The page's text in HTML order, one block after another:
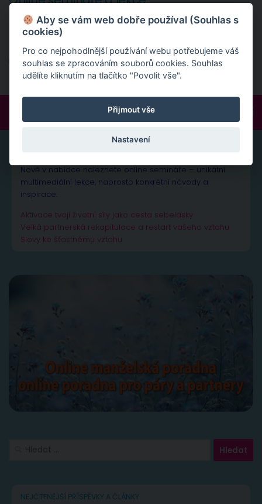
Nově v nabídce naleznete online semináře - unikátní
multimediální lekce.
Online semináře
Nově v nabídce naleznete online semináře – unikátní
multimediální lekce, naprosto konkrétní návody a
inspirace.
Aktivace tvojí životní síly jako cesta sebelásky
Velká partnerská rekapitulace a restart vašeho vztahu
Slovy ke šťastnému vztahu
NEJČTENĚJŠÍ PŘÍSPĚVKY A ČLÁNKY
Aby se vám web dobře používal (Souhlas s
cookies)
Pro co nejpohodlnější používání webu potřebujeme váš
souhlas se zpracováním souborů cookies. Souhlas
udělíte kliknutím na tlačítko "Povolit vše".
Přijmout vše
Nastavení